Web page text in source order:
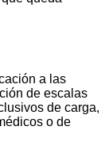
a las
de escalas
de carga,
o de